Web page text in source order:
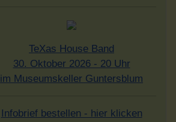
TeXas House Band
30. Oktober 2026 - 20 Uhr
im Museumskeller Guntersblum
Infobrief bestellen - hier klicken